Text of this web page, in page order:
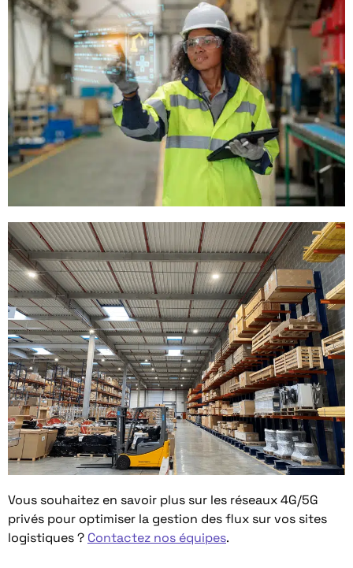
Vous souhaitez en savoir plus sur les réseaux 4G/5G
privés pour optimiser la gestion des flux sur vos sites
logistiques ? Contactez nos équipes.